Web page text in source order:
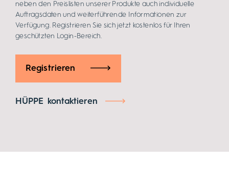
neben den Preislisten unserer Produkte auch individuelle
Auftragsdaten und weiterführende Informationen zur
Verfügung. Registrieren Sie sich jetzt kostenlos für Ihren
geschützten Login-Bereich.
Registrieren
HÜPPE kontaktieren